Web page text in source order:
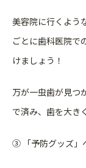
美容院に行くよう
ごとに歯科医院で
けましょう！
万が一虫歯が見つ
で済み、歯を大き
③ 「予防グッズ」